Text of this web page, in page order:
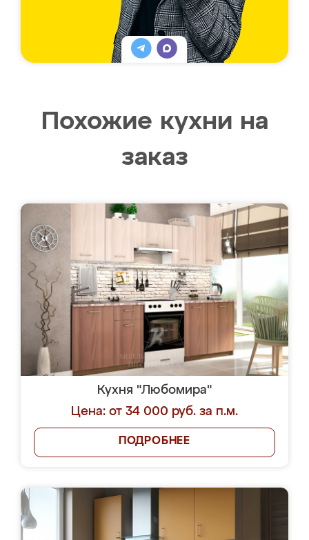
Похожие кухни на
заказ
Кухня "Любомира"
Цена: от 34 000 руб. за п.м.
ПОДРОБНЕЕ